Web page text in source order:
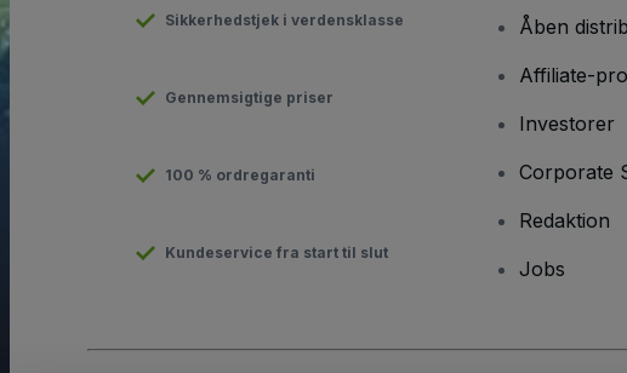
Sikkerhedstjek i verdensklasse
Gennemsigtige priser
100 % ordregaranti
Kundeservice fra start til slut
Åben
Affiliate-
Investorer
Corporate
Redaktion
Jobs